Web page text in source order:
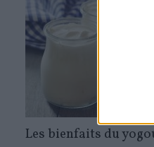
Les bienfaits du